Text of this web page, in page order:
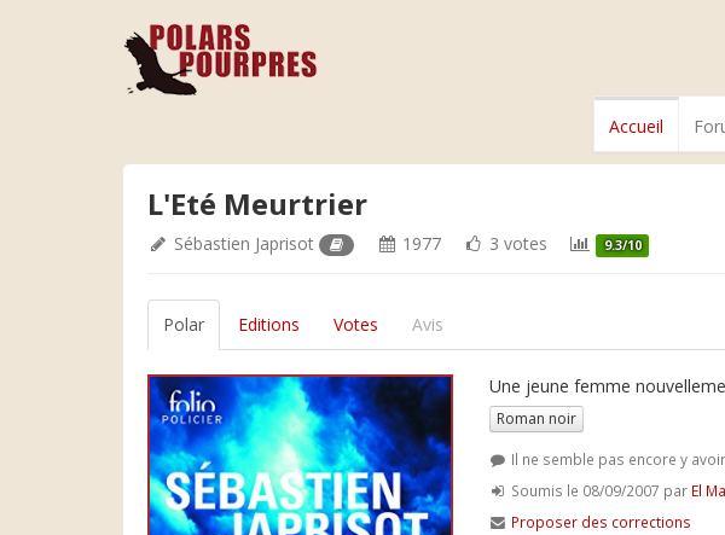
Accueil
L'Eté Meurtrier
Sébastien Japrisot 1977 3 votes 9.3/10
Polar Editions Votes Avis
Une jeune femme
Roman noir
Il ne semble pas encore y
Soumis le 08/09/2007 par El
Proposer des corrections